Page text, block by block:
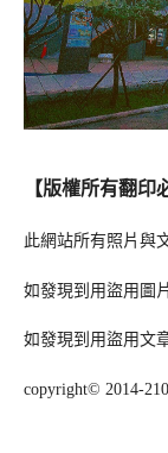
【版權所有翻印
此網站所有照片與
如發現到用盜用圖
如發現到用盜用文
copyright© 2014-